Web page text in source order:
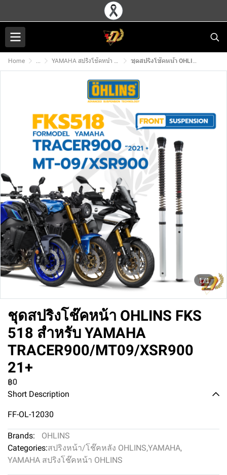
Home ... YAMAHA สปริงโช๊คหน้า OHLINS ชุดสปริงโช๊คหน้า OHLINS FKS 518 สำหรับ YAMAHA TRACER900/MT09/XSR900 21+
1/1
ชุดสปริงโช๊คหน้า OHLINS FKS
518 สำหรับ YAMAHA
TRACER900/MT09/XSR900
21+
฿0
Short Description
FF-OL-12030
Brands:
OHLINS
Categories:สปริงหน้า/โช๊คหลัง OHLINS,YAMAHA,
YAMAHA สปริงโช๊คหน้า OHLINS